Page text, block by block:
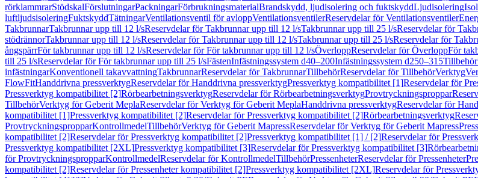
rörklammrarStödskalFörslutningarPackningarFörbrukningsmaterialBrandskydd, ljudisolering och fuktskyddLjudisolering
luftljudsisoleringFuktskyddTätningarVentilationsventil för avloppVentilationsventilerReservdelar för Ventilationsventiler
TakbrunnarTakbrunnar upp till 12 l/sReservdelar för Takbrunnar upp till 12 l/sTakbrunnar upp till 25 l/sReservdelar för
stödrännorTakbrunnar upp till 12 l/sReservdelar för Takbrunnar upp till 12 l/sTakbrunnar upp till 25 l/sReservdelar för
ångspärrFör takbrunnar upp till 12 l/sReservdelar för För takbrunnar upp till 12 l/sÖverloppReservdelar för ÖverloppFör
till 25 l/sReservdelar för För takbrunnar upp till 25 l/sFästenInfästningssystem d40–200Infästningssystem d250–315Tillbehör
infästningarKonventionell takavvattningTakbrunnarReservdelar för TakbrunnarTillbehörReservdelar för TillbehörVerktyg
FlowFitHanddrivna pressverktygReservdelar för Handdrivna pressverktygPressverktyg kompatibilitet [1]Reservdelar för
Pressverktyg kompatibilitet [2]RörbearbetningsverktygReservdelar för RörbearbetningsverktygProvtryckningsproppar
TillbehörVerktyg för Geberit MeplaReservdelar för Verktyg för Geberit MeplaHanddrivna pressverktygReservdelar för
kompatibilitet [1]Pressverktyg kompatibilitet [2]Reservdelar för Pressverktyg kompatibilitet [2]Rörbearbetningsverktyg
ProvtryckningspropparKontrollmedelTillbehörVerktyg för Geberit MapressReservdelar för Verktyg för Geberit Mapress
kompatibilitet [2]Reservdelar för Pressverktyg kompatibilitet [2]Pressverktyg kompatibilitet [1] / [2]Reservdelar för
Pressverktyg kompatibilitet [2XL]Pressverktyg kompatibilitet [3]Reservdelar för Pressverktyg kompatibilitet [3]
för ProvtryckningspropparKontrollmedelReservdelar för KontrollmedelTillbehörPressenheterReservdelar för Pressenheter
kompatibilitet [2]Reservdelar för Pressenheter kompatibilitet [2]Pressverktyg kompatibilitet [2XL]Reservdelar för